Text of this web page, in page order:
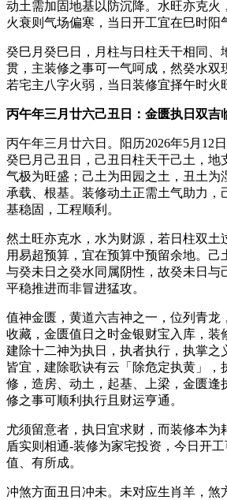
动土需加固地基以防沉降。水旺亦克火
火衰则气场偏寒，当日开工宜在巳时阳
癸巳月癸巳日，月柱与日柱天干相同、
贯，主装修之事可一气呵成，然癸水双
若宅主八字火弱，当日装修宜择午时火
丙午年三月廿六己丑日：金匮执日双吉
丙午年三月廿六日。阳历2026年5月12
癸巳月己丑日，己丑日柱天干己土，地
气极为旺盛；己土为田园之土，丑土为
承载、根基。装修动土正需土气助力，
基稳固，工程顺利。
然土旺亦克水，水为财源，若日柱双土
用易超预算，宜在预算中预留余地。己
与癸未日之癸水同属阴性，故癸未日与
平稳推进而非冒进猛攻。
值神金匮，黄道六吉神之一，位列青龙
收藏，金匮值日之时金银财宝入库，装
建除十二神为执日，执者执行，执掌之
皆宜，建除歌诀有云「除危定执黄」，
修，造房、动土，起基、上梁，金匮逢
修之事可顺利执行且财运亨通。
尤须留意者，执日宜求财，而装修本为
盾实则相通-装修为家宅投资，今日开
值、有所成。
冲煞方面丑日冲未。未对应生肖羊，煞